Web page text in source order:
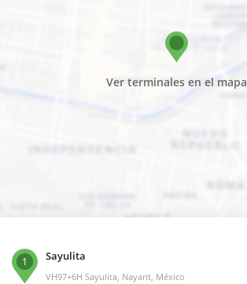
Ver terminales en el mapa
1 Sayulita
VH97+6H Sayulita, Nayarit, México